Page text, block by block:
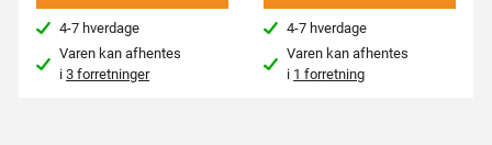
4-7 hverdage
Varen kan afhentes
i3 forretninger
4-7 hverdage
Varen kan afhentes
i 1 forretning